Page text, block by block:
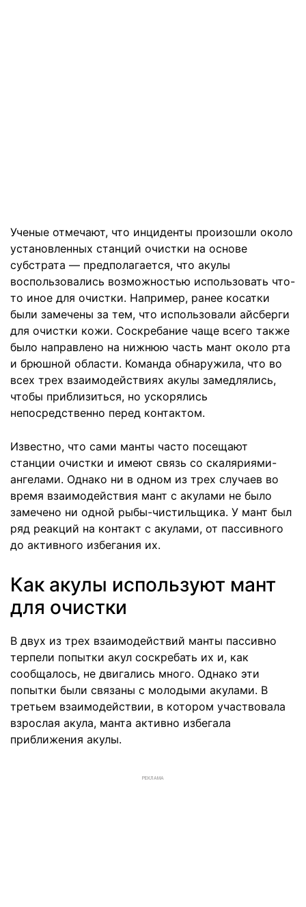
Ученые отмечают, что инциденты произошли около
установленных станций очистки на основе
субстрата — предполагается, что акулы
воспользовались возможностью использовать что-
то иное для очистки. Например, ранее косатки
были замечены за тем, что использовали айсберги
для очистки кожи. Соскребание чаще всего также
было направлено на нижнюю часть мант около рта
и брюшной области. Команда обнаружила, что во
всех трех взаимодействиях акулы замедлялись,
чтобы приблизиться, но ускорялись
непосредственно перед контактом.
Известно, что сами манты часто посещают
станции очистки и имеют связь со скаляриями-
ангелами. Однако ни в одном из трех случаев во
время взаимодействия мант с акулами не было
замечено ни одной рыбы-чистильщика. У мант был
ряд реакций на контакт с акулами, от пассивного
до активного избегания их.
Как акулы используют мант
для очистки
В двух из трех взаимодействий манты пассивно
терпели попытки акул соскребать их и, как
сообщалось, не двигались много. Однако эти
попытки были связаны с молодыми акулами. В
третьем взаимодействии, в котором участвовала
взрослая акула, манта активно избегала
приближения акулы.
РЕКЛАМА